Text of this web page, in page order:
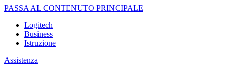
PASSA AL CONTENUTO PRINCIPALE
Logitech
Business
Istruzione
Assistenza